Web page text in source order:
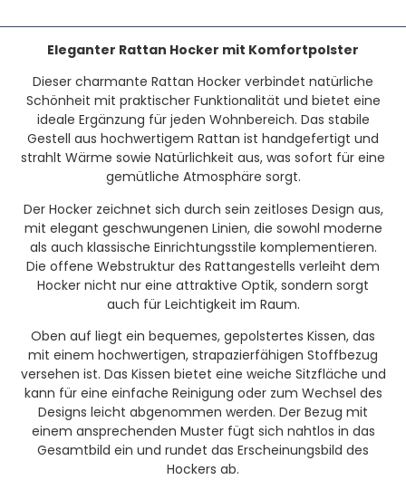
Eleganter Rattan Hocker mit Komfortpolster
Dieser charmante Rattan Hocker verbindet natürliche
Schönheit mit praktischer Funktionalität und bietet eine
ideale Ergänzung für jeden Wohnbereich. Das stabile
Gestell aus hochwertigem Rattan ist handgefertigt und
strahlt Wärme sowie Natürlichkeit aus, was sofort für eine
gemütliche Atmosphäre sorgt.
Der Hocker zeichnet sich durch sein zeitloses Design aus,
mit elegant geschwungenen Linien, die sowohl moderne
als auch klassische Einrichtungsstile komplementieren.
Die offene Webstruktur des Rattangestells verleiht dem
Hocker nicht nur eine attraktive Optik, sondern sorgt
auch für Leichtigkeit im Raum.
Oben auf liegt ein bequemes, gepolstertes Kissen, das
mit einem hochwertigen, strapazierfähigen Stoffbezug
versehen ist. Das Kissen bietet eine weiche Sitzfläche und
kann für eine einfache Reinigung oder zum Wechsel des
Designs leicht abgenommen werden. Der Bezug mit
einem ansprechenden Muster fügt sich nahtlos in das
Gesamtbild ein und rundet das Erscheinungsbild des
Hockers ab.